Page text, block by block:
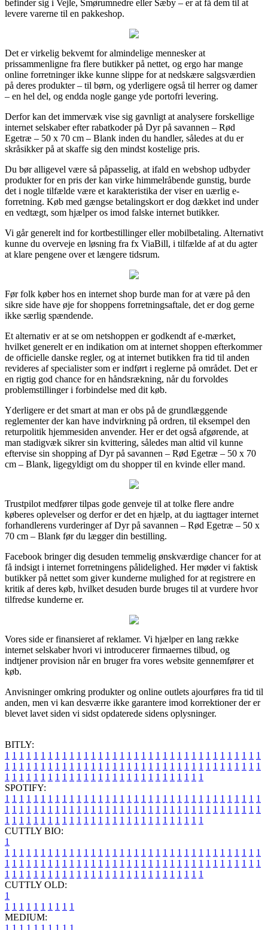
befinder sig i Vejle, Smørumnedre eller Sæby – er at få dem til at
levere varerne til en pakkeshop.
Det er virkelig bekvemt for almindelige mennesker at
prissammenligne fra flere butikker på nettet, og ergo har mange
online forretninger ikke kunne slippe for at nedskære salgsværdien
på deres produkter – til børn, og yderligere også til herrer og damer
– en hel del, og endda nogle gange yde portofri levering.
Derfor kan det immervæk vise sig gavnligt at analysere forskellige
internet selskaber efter rabatkoder på Dyr på savannen – Rød
Egetræ – 50 x 70 cm – Blank inden du handler, således at du er
skråsikker på at skaffe sig den mindst kostelige pris.
Du bør alligevel være så påpasselig, at ifald en webshop udbyder
produkter for en pris der kan virke himmelråbende gunstig, burde
det i nogle tilfælde være et karakteristika der viser en uærlig e-
forretning. Køb med gængse betalingskort er dog dækket ind under
en vedtægt, som hjælper os imod falske internet butikker.
Vi går generelt ind for kortbestillinger eller mobilbetaling. Alternativt
kunne du overveje en løsning fra fx ViaBill, i tilfælde af at du agter
at klare pengene over et længere tidsrum.
Før folk køber hos en internet shop burde man for at være på den
sikre side have øje for shoppens forretningsaftale, det er dog gerne
ikke særlig spændende.
Et alternativ er at se om netshoppen er godkendt af e-mærket,
hvilket generelt er en indikation om at internet shoppen efterkommer
de officielle danske regler, og at internet butikken fra tid til anden
revideres af specialister som er indført i reglerne på området. Det er
en rigtig god chance for en håndsrækning, når du forvoldes
problemstillinger i forbindelse med dit køb.
Yderligere er det smart at man er obs på de grundlæggende
reglementer der kan have indvirkning på ordren, til eksempel den
returpolitik hjemmesiden anvender. Her er det også afgørende, at
man stadigvæk sikrer sin kvittering, således man altid vil kunne
eftervise sin shopping af Dyr på savannen – Rød Egetræ – 50 x 70
cm – Blank, ligegyldigt om du shopper til en kvinde eller mand.
Trustpilot medfører tilpas gode genveje til at tolke flere andre
køberes oplevelser og derfor er det en hjælp, at du iagttager internet
forhandlerens vurderinger af Dyr på savannen – Rød Egetræ – 50 x
70 cm – Blank før du lægger din bestilling.
Facebook bringer dig desuden temmelig ønskværdige chancer for at
få indsigt i internet forretningens pålidelighed. Her møder vi faktisk
butikker på nettet som giver kunderne mulighed for at registrere en
kritik af deres køb, hvilket desuden burde bruges til at vurdere hvor
tilfredse kunderne er.
Vores side er finansieret af reklamer. Vi hjælper en lang række
internet selskaber hvori vi introducerer firmaernes tilbud, og
indtjener provision når en bruger fra vores website gennemfører et
køb.
Anvisninger omkring produkter og online outlets ajourføres fra tid til
anden, men vi kan desværre ikke garantere imod korrektioner der er
blevet lavet siden vi sidst opdaterede sidens oplysninger.
BITLY:
1 1 1 1 1 1 1 1 1 1 1 1 1 1 1 1 1 1 1 1 1 1 1 1 1 1 1 1 1 1 1 1 1 1 1 1
1 1 1 1 1 1 1 1 1 1 1 1 1 1 1 1 1 1 1 1 1 1 1 1 1 1 1 1 1 1 1 1 1 1 1 1
1 1 1 1 1 1 1 1 1 1 1 1 1 1 1 1 1 1 1 1 1 1 1 1 1 1 1 1
SPOTIFY:
1 1 1 1 1 1 1 1 1 1 1 1 1 1 1 1 1 1 1 1 1 1 1 1 1 1 1 1 1 1 1 1 1 1 1 1
1 1 1 1 1 1 1 1 1 1 1 1 1 1 1 1 1 1 1 1 1 1 1 1 1 1 1 1 1 1 1 1 1 1 1 1
1 1 1 1 1 1 1 1 1 1 1 1 1 1 1 1 1 1 1 1 1 1 1 1 1 1 1 1
CUTTLY BIO:
1
1 1 1 1 1 1 1 1 1 1 1 1 1 1 1 1 1 1 1 1 1 1 1 1 1 1 1 1 1 1 1 1 1 1 1 1
1 1 1 1 1 1 1 1 1 1 1 1 1 1 1 1 1 1 1 1 1 1 1 1 1 1 1 1 1 1 1 1 1 1 1 1
1 1 1 1 1 1 1 1 1 1 1 1 1 1 1 1 1 1 1 1 1 1 1 1 1 1 1 1
CUTTLY OLD:
1
1 1 1 1 1 1 1 1 1 1
MEDIUM:
1 1 1 1 1 1 1 1 1 1